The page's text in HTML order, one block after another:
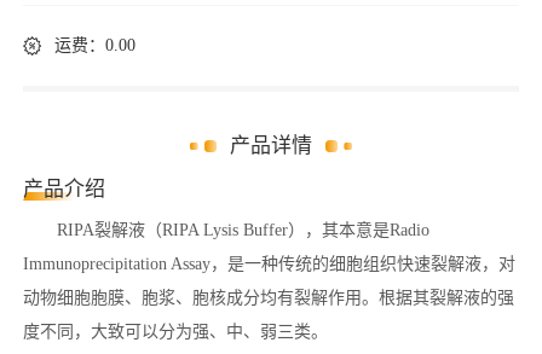
运费：0.00
产品详情
产品介绍
RIPA裂解液（RIPA Lysis Buffer），其本意是Radio
Immunoprecipitation Assay，是一种传统的细胞组织快速裂解液，对
动物细胞胞膜、胞浆、胞核成分均有裂解作用。根据其裂解液的强
度不同，大致可以分为强、中、弱三类。